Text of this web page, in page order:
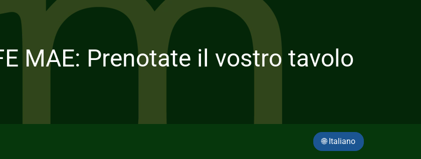
MAE: Prenotate il vostro tavolo
🌐 Italiano